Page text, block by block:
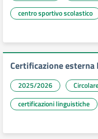
centro sportivo scolastico
Certificazione esterna
2025/2026
certificazioni linguistiche